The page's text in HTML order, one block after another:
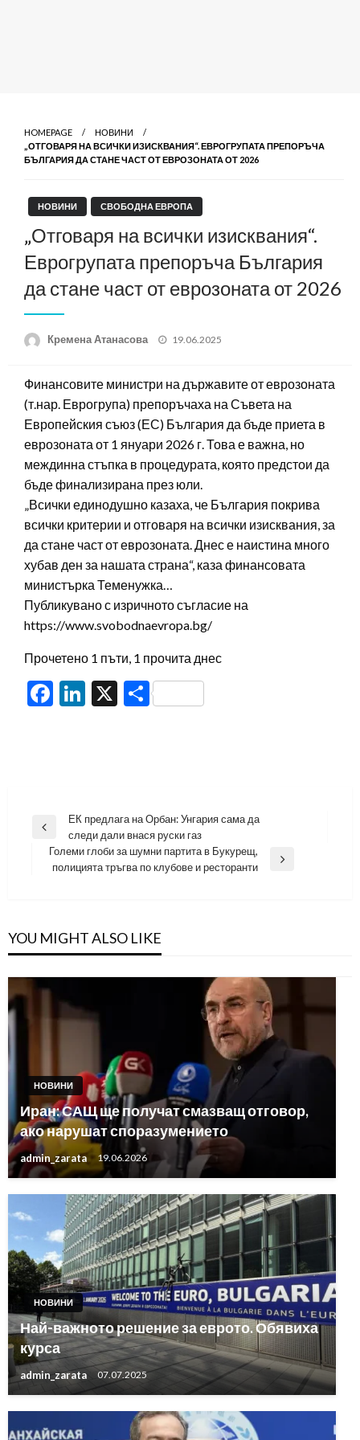
HOMEPAGE
НОВИНИ
„ОТГОВАРЯ НА ВСИЧКИ ИЗИСКВАНИЯ“. ЕВРОГРУПАТА ПРЕПОРЪЧА
БЪЛГАРИЯ ДА СТАНЕ ЧАСТ ОТ ЕВРОЗОНАТА ОТ 2026
НОВИНИ СВОБОДНА ЕВРОПА
„Отговаря на всички изисквания“.
Еврогрупата препоръча България
да стане част от еврозоната от 2026
Кремена Атанасова
Posted
19.06.2025
Финансовите министри на държавите от еврозоната
(т.нар. Еврогрупа) препоръчаха на Съвета на
Европейския съюз (ЕС) България да бъде приета в
еврозоната от 1 януари 2026 г. Това е важна, но
междинна стъпка в процедурата, която предстои да
бъде финализирана през юли.
„Всички единодушно казаха, че България покрива
всички критерии и отговаря на всички изисквания, за
да стане част от еврозоната. Днес е наистина много
хубав ден за нашата страна“, каза финансовата
министърка Теменужка…
Публикувано с изричното съгласие на
https://www.svobodnaevropa.bg/
Прочетено 1 пъти, 1 прочита днес
Facebook
LinkedIn
X Share
Навигация
Previous
Post
ЕК предлага на Орбан: Унгария сама да
следи дали внася руски газ
Next
Големи глоби за шумни партита в Букурещ,
полицията тръгва по клубове и ресторанти
YOU MIGHT ALSO LIKE
НОВИНИ
Иран: САЩ ще получат смазващ отговор,
ако нарушат споразумението
admin_zarata 19.06.2026
НОВИНИ
Най-важното решение за еврото. Обявиха
курса
admin_zarata 07.07.2025